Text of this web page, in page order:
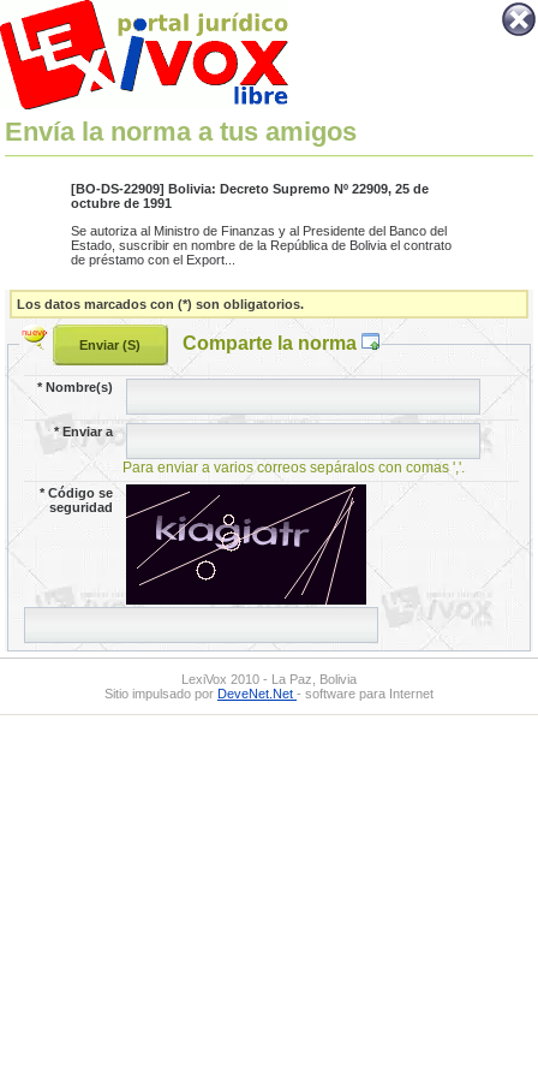
Envía la norma a tus amigos
[BO-DS-22909] Bolivia: Decreto Supremo Nº 22909, 25 de
octubre de 1991
Se autoriza al Ministro de Finanzas y al Presidente del Banco del
Estado, suscribir en nombre de la República de Bolivia el contrato
de préstamo con el Export...
Los datos marcados con (*) son obligatorios.
Comparte la norma
*Nombre(s)
*Enviar a
Para enviar a varios correos sepáralos con comas ','.
*Código se
seguridad
LexiVox 2010 - La Paz, Bolivia
Sitio impulsado por DeveNet.Net - software para Internet